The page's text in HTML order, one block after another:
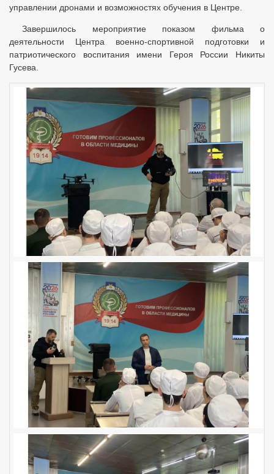
управлении дронами и возможностях обучения в Центре.
Завершилось мероприятие показом фильма о
деятельности Центра военно-спортивной подготовки и
патриотического воспитания имени Героя России Никиты
Гусева.